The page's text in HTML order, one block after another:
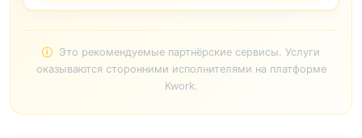
Это рекомендуемые партнёрские сервисы. Услуги
оказываются сторонними исполнителями на платформе
Kwork.